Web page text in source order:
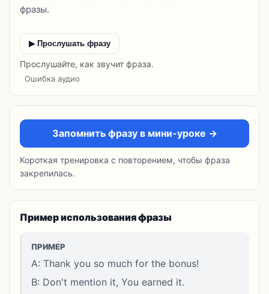
фразы.
▶ Прослушать фразу
Прослушайте, как звучит фраза.
Ошибка аудио
Запомнить фразу в мини-уроке →
Короткая тренировка с повторением, чтобы фраза
закрепилась.
Пример использования фразы
ПРИМЕР
A: Thank you so much for the bonus!
B: Don't mention it, You earned it.